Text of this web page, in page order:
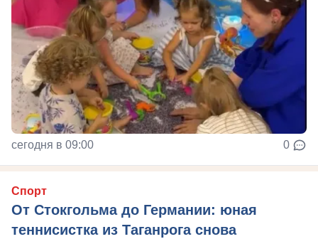
сегодня в 09:00 0
Спорт
От Стокгольма до Германии: юная
теннисистка из Таганрога снова